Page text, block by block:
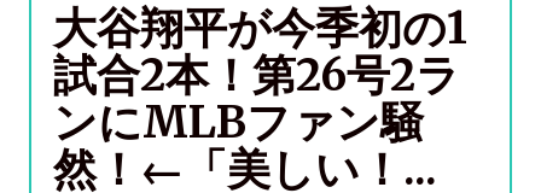
大谷翔平が今季初の1
試合2本！第26号2ラ
ンにMLBファン騒
然！←「美しい！...